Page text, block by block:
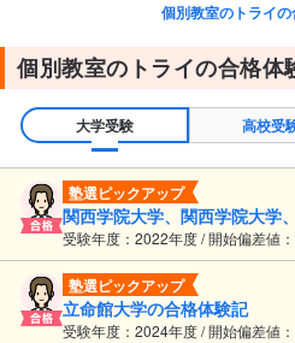
個別教室のトライ
個別教室のトライの合格体
大学受験 高校受
塾選ピックアップ
関西学院大学、関西学院大学
受験年度：2022年度 / 開始偏差値
塾選ピックアップ
立命館大学の合格体験記
受験年度：2024年度 / 開始偏差値